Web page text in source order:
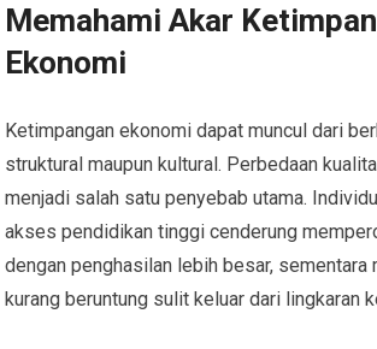
Memahami Akar
Ekonomi
Ketimpangan ekonomi dapat muncul dari
struktural maupun kultural. Perbedaan
menjadi salah satu penyebab utama.
akses pendidikan tinggi cenderung
dengan penghasilan lebih besar, sementara
kurang beruntung sulit keluar dari lingkaran